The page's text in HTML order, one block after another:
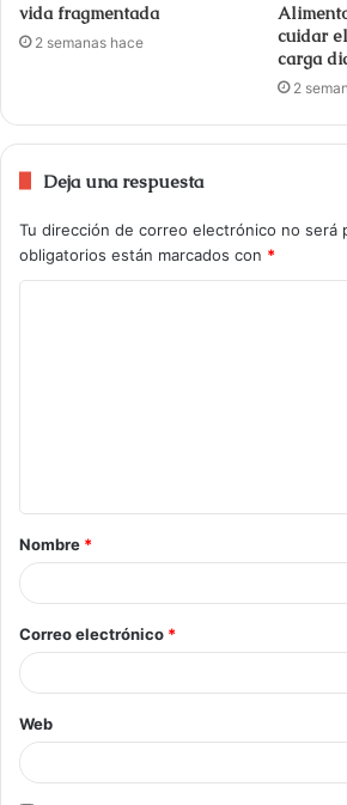
vida fragmentada
2 semanas hace
cuidar
carga
2
Deja una respuesta
Tu dirección de correo electrónico no será
obligatorios están marcados con *
Nombre *
Correo electrónico *
Web